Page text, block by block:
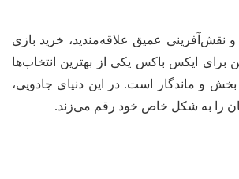
عمیق علاقه‌مندید، خرید بازی
ایکس باکس یکی از بهترین انتخاب‌ها
ماندگار است. در این دنیای جادویی،
به شکل خاص خود رقم می‌زند.